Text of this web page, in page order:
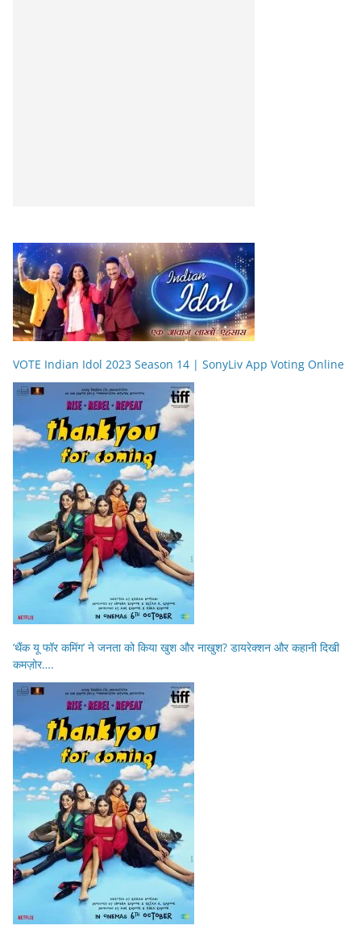
VOTE Indian Idol 2023 Season 14 | SonyLiv App Voting Online
‘थैंक यू फॉर कमिंग’ ने जनता को किया खुश और नाखुश? डायरेक्शन और कहानी दिखी
कमज़ोर….